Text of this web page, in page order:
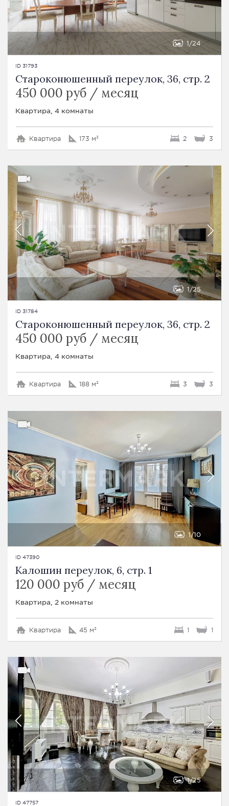
1 24
ID 31793
Староконюшенный переулок, 36, стр. 2
450 000 руб / месяц
Квартира, 4 комнаты
Квартира 173 м² 2 3
1 25
ID 31784
Староконюшенный переулок, 36, стр. 2
450 000 руб / месяц
Квартира, 4 комнаты
Квартира 188 м² 3 3
1 10
ID 47390
Калошин переулок, 6, стр. 1
120 000 руб / месяц
Квартира, 2 комнаты
Квартира 45 м² 1 1
1 25
ID 47757